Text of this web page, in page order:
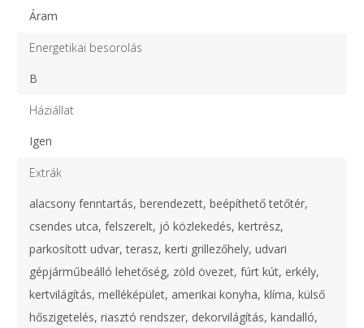
Áram
Energetikai besorolás
B
Háziállat
Igen
Extrák
alacsony fenntartás, berendezett, beépíthető tetőtér,
csendes utca, felszerelt, jó közlekedés, kertrész,
parkosított udvar, terasz, kerti grillezőhely, udvari
gépjárműbeálló lehetőség, zöld övezet, fúrt kút, erkély,
kertvilágítás, melléképület, amerikai konyha, klíma, külső
hőszigetelés, riasztó rendszer, dekorvilágítás, kandalló,